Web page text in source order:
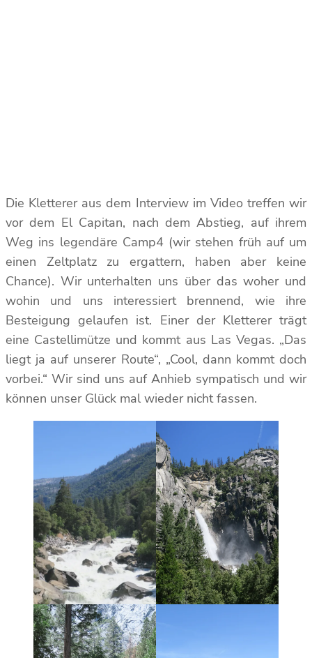
Die Kletterer aus dem Interview im Video treffen wir
vor dem El Capitan, nach dem Abstieg, auf ihrem
Weg ins legendäre Camp4 (wir stehen früh auf um
einen Zeltplatz zu ergattern, haben aber keine
Chance). Wir unterhalten uns über das woher und
wohin und uns interessiert brennend, wie ihre
Besteigung gelaufen ist. Einer der Kletterer trägt
eine Castellimütze und kommt aus Las Vegas. „Das
liegt ja auf unserer Route“, „Cool, dann kommt doch
vorbei.“ Wir sind uns auf Anhieb sympatisch und wir
können unser Glück mal wieder nicht fassen.